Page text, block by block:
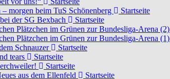
morgen beim TuS Schönenberg
Startseite
der SG Bexbach
Startseite
Plätzchen im Grünen zur Bundesliga-Arena (2)
Plätzchen im Grünen zur Bundesliga-Arena (1)
Schnauzer
Startseite
tears
Startseite
Startseite
aus dem Ellenfeld
Startseite